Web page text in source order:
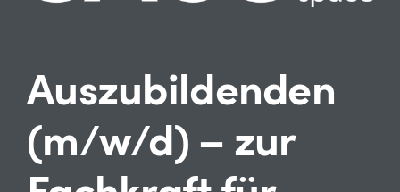
Auszubildenden
(m/w/d) – zur